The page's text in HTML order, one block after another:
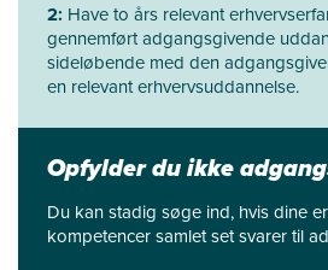
2: Have to års relevant
gennemført adgangsgivende
sideløbende med den
en relevant erhvervsuddannelse.
Opfylder du ikke
Du kan stadig søge ind, hvis dine
kompetencer samlet set svarer til